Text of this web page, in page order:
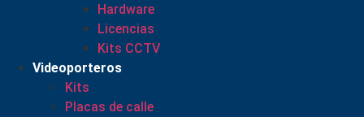
Hardware
Licencias
Kits CCTV
Videoporteros
Kits
Placas de calle